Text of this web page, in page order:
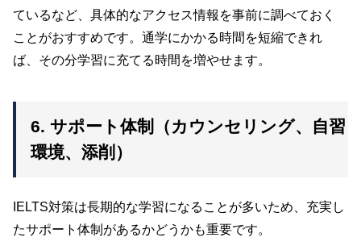
ているなど、具体的なアクセス情報を事前に調べておく
ことがおすすめです。通学にかかる時間を短縮できれ
ば、その分学習に充てる時間を増やせます。
6. サポート体制（カウンセリング、自習
環境、添削）
IELTS対策は長期的な学習になることが多いため、充実し
たサポート体制があるかどうかも重要です。